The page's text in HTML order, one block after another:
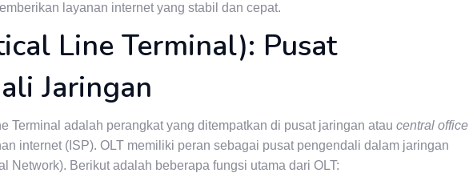
layanan internet yang stabil dan cepat.
Line Terminal): Pusat
Jaringan
Terminal adalah perangkat yang ditempatkan di pusat jaringan atau central office
internet (ISP). OLT memiliki peran sebagai pusat pengendali dalam jaringan
Network). Berikut adalah beberapa fungsi utama dari OLT: